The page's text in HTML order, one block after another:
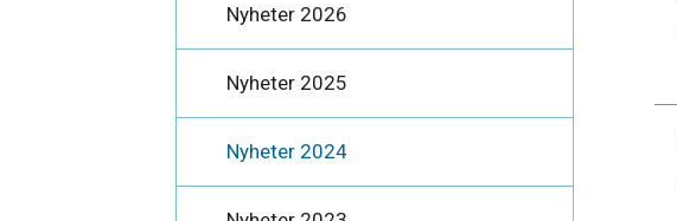
Nyheter 2026
Nyheter 2025
Nyheter 2024